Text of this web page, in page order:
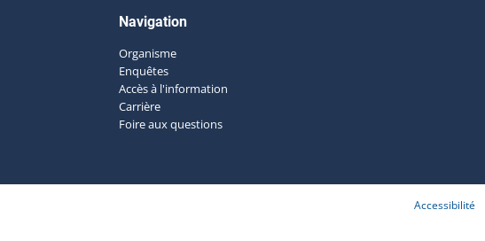
Navigation
Organisme
Enquêtes
Accès à l'information
Carrière
Foire aux questions
Accessibilité